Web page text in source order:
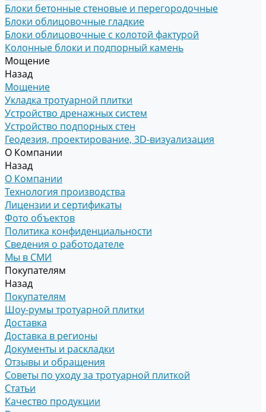
Блоки бетонные стеновые и перегородочные
Блоки облицовочные гладкие
Блоки облицовочные с колотой фактурой
Колонные блоки и подпорный камень
Мощение
Назад
Мощение
Укладка тротуарной плитки
Устройство дренажных систем
Устройство подпорных стен
Геодезия, проектирование, 3D-визуализация
О Компании
Назад
О Компании
Технология производства
Лицензии и сертификаты
Фото объектов
Политика конфиденциальности
Сведения о работодателе
Мы в СМИ
Покупателям
Назад
Покупателям
Шоу-румы тротуарной плитки
Доставка
Доставка в регионы
Документы и раскладки
Отзывы и обращения
Советы по уходу за тротуарной плиткой
Статьи
Качество продукции